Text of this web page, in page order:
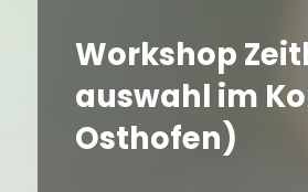
Workshop
auswahl im
Osthofen)